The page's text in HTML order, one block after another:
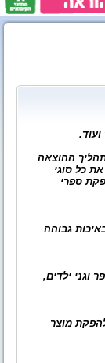
ההוצאה
כל סוגי
ספרי
גבוהה
וגני ילדים,
מוצר